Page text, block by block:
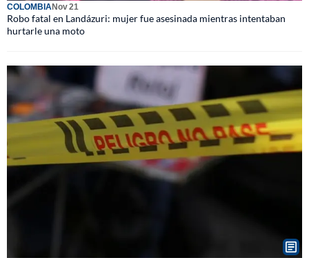
COLOMBIANov 21
Robo fatal en Landázuri: mujer fue asesinada mientras intentaban
hurtarle una moto